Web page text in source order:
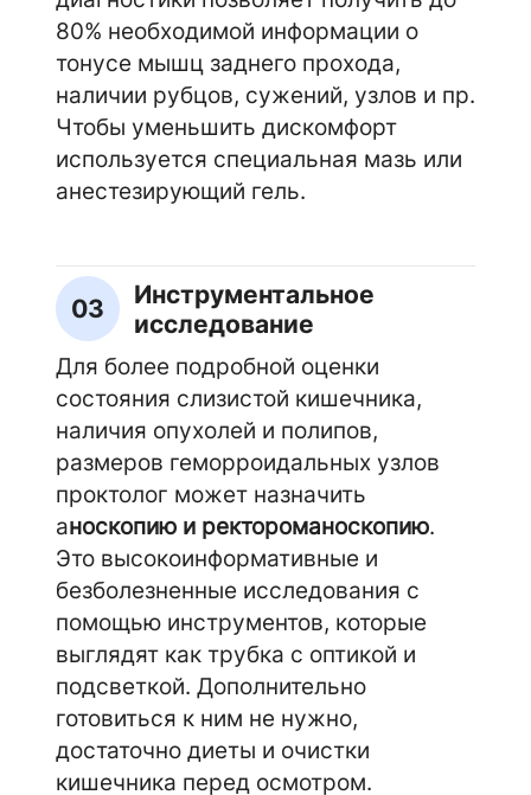
80% необходимой информации о
тонусе мышц заднего прохода,
наличии рубцов, сужений, узлов и пр.
Чтобы уменьшить дискомфорт
используется специальная мазь или
анестезирующий гель.
03
Инструментальное
исследование
Для более подробной оценки
состояния слизистой кишечника,
наличия опухолей и полипов,
размеров геморроидальных узлов
проктолог может назначить
аноскопию и ректороманоскопию.
Это высокоинформативные и
безболезненные исследования с
помощью инструментов, которые
выглядят как трубка с оптикой и
подсветкой. Дополнительно
готовиться к ним не нужно,
достаточно диеты и очистки
кишечника перед осмотром.